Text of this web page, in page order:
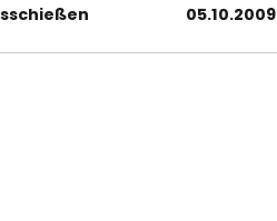
Nächster